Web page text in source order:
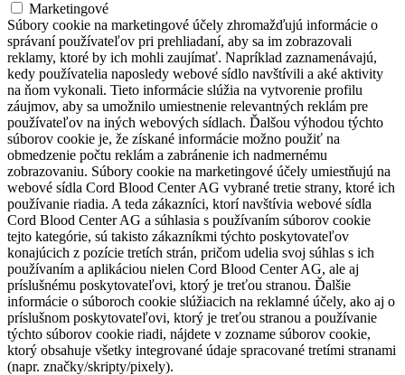
Marketingové
Súbory cookie na marketingové účely zhromažďujú informácie o
správaní používateľov pri prehliadaní, aby sa im zobrazovali
reklamy, ktoré by ich mohli zaujímať. Napríklad zaznamenávajú,
kedy používatelia naposledy webové sídlo navštívili a aké aktivity
na ňom vykonali. Tieto informácie slúžia na vytvorenie profilu
záujmov, aby sa umožnilo umiestnenie relevantných reklám pre
používateľov na iných webových sídlach. Ďalšou výhodou týchto
súborov cookie je, že získané informácie možno použiť na
obmedzenie počtu reklám a zabránenie ich nadmernému
zobrazovaniu. Súbory cookie na marketingové účely umiestňujú na
webové sídla Cord Blood Center AG vybrané tretie strany, ktoré ich
používanie riadia. A teda zákazníci, ktorí navštívia webové sídla
Cord Blood Center AG a súhlasia s používaním súborov cookie
tejto kategórie, sú takisto zákazníkmi týchto poskytovateľov
konajúcich z pozície tretích strán, pričom udelia svoj súhlas s ich
používaním a aplikáciou nielen Cord Blood Center AG, ale aj
príslušnému poskytovateľovi, ktorý je treťou stranou. Ďalšie
informácie o súboroch cookie slúžiacich na reklamné účely, ako aj o
príslušnom poskytovateľovi, ktorý je treťou stranou a používanie
týchto súborov cookie riadi, nájdete v zozname súborov cookie,
ktorý obsahuje všetky integrované údaje spracované tretími stranami
(napr. značky/skripty/pixely).